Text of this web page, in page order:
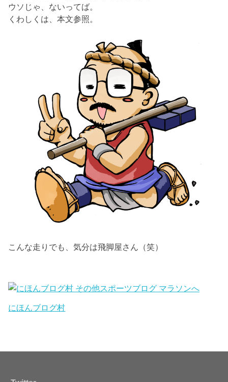
ウソじゃ、ないってば。
くわしくは、本文参照。
こんな走りでも、気分は飛脚屋さん（笑）
にほんブログ村